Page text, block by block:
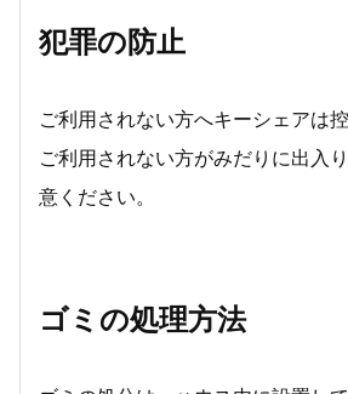
犯罪の防止
ご利用されない方へキーシェアは
ご利用されない方がみだりに出入
意ください。
ゴミの処理方法